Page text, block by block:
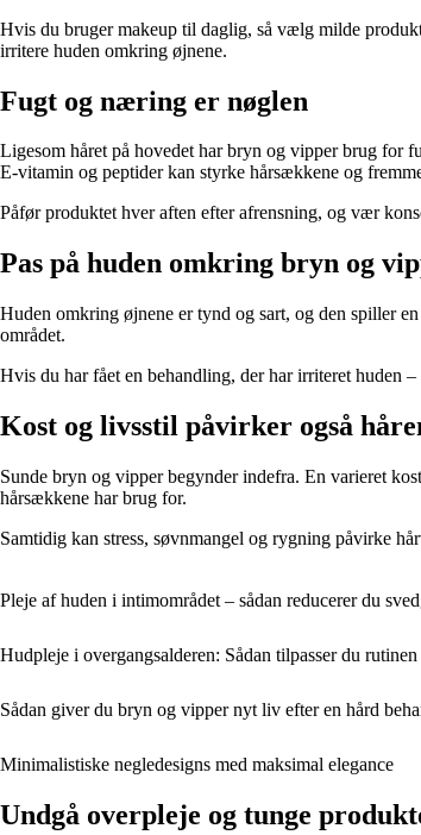
Hvis du bruger makeup til daglig, så vælg milde
irritere huden omkring øjnene.
Fugt og næring er nøglen
Ligesom håret på hovedet har bryn og vipper brug for
E-vitamin og peptider kan styrke hårsækkene og
Påfør produktet hver aften efter afrensning, og vær
Pas på huden omkring bryn og
Huden omkring øjnene er tynd og sart, og den spiller
området.
Hvis du har fået en behandling, der har irriteret huden
Kost og livsstil påvirker også
Sunde bryn og vipper begynder indefra. En varieret
hårsækkene har brug for.
Samtidig kan stress, søvnmangel og rygning påvirke
Pleje af huden i intimområdet – sådan reducerer du
Hudpleje i overgangsalderen: Sådan tilpasser du
Sådan giver du bryn og vipper nyt liv efter en hård
Minimalistiske negledesigns med maksimal elegance
Undgå overpleje og tunge